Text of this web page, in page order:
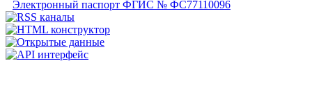
Электронный паспорт ФГИС № ФС77110096